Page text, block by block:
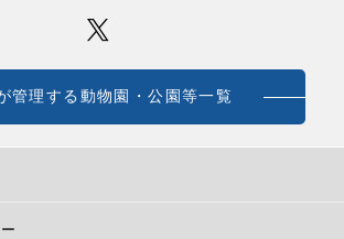
管理する動物園・公園等一覧